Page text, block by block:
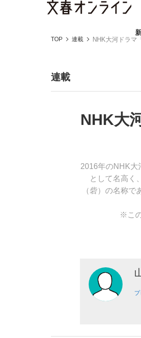
「90%は失敗す
「敗因分析は一切
終戦から81年
キングの誕生を、
TOP 連載 NHK大河ドラマ
連載
NHK大
2016年のNHK大
として名高く
（砦）の名称
※こ